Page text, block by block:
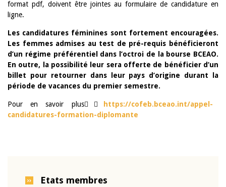
format pdf, doivent être jointes au formulaire de candidature en
ligne.
Les candidatures féminines sont fortement encouragées.
Les femmes admises au test de pré-requis bénéficieront
d’un régime préférentiel dans l’octroi de la bourse BCEAO.
En outre, la possibilité leur sera offerte de bénéficier d’un
billet pour retourner dans leur pays d’origine durant la
période de vacances du premier semestre.
Pour en savoir plus👉🏾
https://cofeb.bceao.int/appel-
candidatures-formation-diplomante
Etats membres